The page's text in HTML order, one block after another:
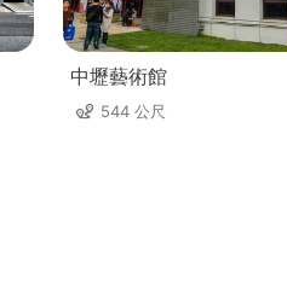
中壢藝術館
544 公尺